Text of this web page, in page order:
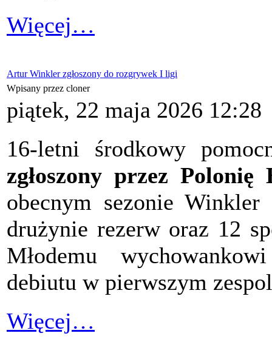
Więcej…
Artur Winkler zgłoszony do rozgrywek I ligi
Wpisany przez cloner
piątek, 22 maja 2026 12:28
16-letni środkowy
zgłoszony przez
obecnym sezonie
drużynie rezerw oraz 12
Młodemu
debiutu w pierwszym
Więcej…